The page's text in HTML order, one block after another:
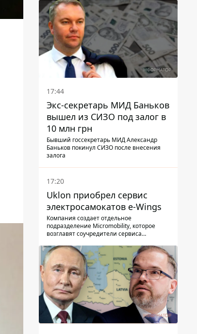
17:44
Экс-секретарь МИД Баньков
вышел из СИЗО под залог в
10 млн грн
Бывший госсекретарь МИД Александр
Баньков покинул СИЗО после внесения
залога
17:20
Uklon приобрел сервис
электросамокатов e-Wings
Компания создает отдельное
подразделение Micromobility, которое
возглавят соучредители сервиса